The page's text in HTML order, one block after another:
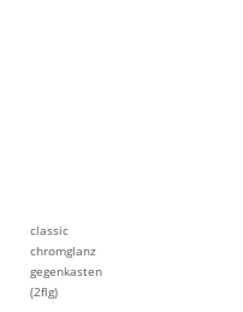
classic
chromglanz
gegenkasten
(2flg)